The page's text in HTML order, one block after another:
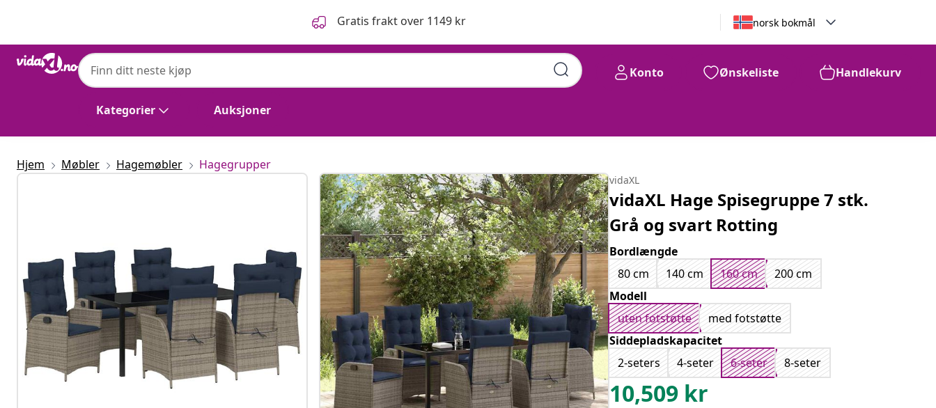
Gratis frakt over 1149 kr norsk bokmål
Kategorier Auksjoner
Konto Ønskeliste Handlekurv
vidaXL 10,509kr
Hjem Møbler Hagemøbler Hagegrupper
vidaXL
vidaXL Hage Spisegruppe 7 stk.
Grå og svart Rotting
Bordlængde
80 cm
140 cm 160 cm
200 cm
Modell
uten fotstøtte
med fotstøtte
Siddepladskapacitet
2-seters
4-seter 6-seter 8-seter
10,509 kr